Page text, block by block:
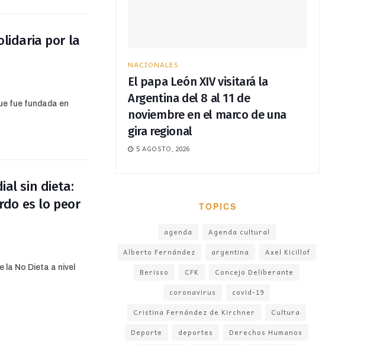
por la
fue fundada en
sin dieta:
es lo peor
la No Dieta a nivel
NACIONALES
El papa León XIV visitará la
Argentina del 8 al 11 de
noviembre en el marco de una
gira regional
5 AGOSTO, 2026
TOPICS
agenda
Agenda cultural
Alberto Fernández
argentina
Axel Kicillof
Berisso
CFK
Concejo Deliberante
coronavirus
covid-19
Cristina Fernández de Kirchner
Cultura
Deporte
deportes
Derechos Humanos